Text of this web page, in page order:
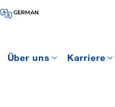
GERMAN
Über uns Karriere